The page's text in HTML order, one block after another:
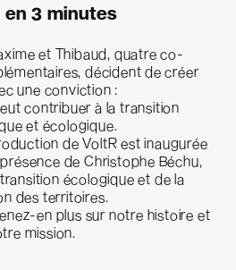
en 3 minutes
et Thibaud, quatre co-
décident de créer
une conviction :
contribuer à la transition
et écologique.
de VoltR est inaugurée
de Christophe Béchu,
écologique et de la
des territoires.
en plus sur notre histoire et
mission.